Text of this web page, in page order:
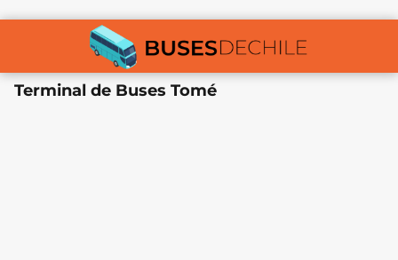
Terminal de Buses Tomé